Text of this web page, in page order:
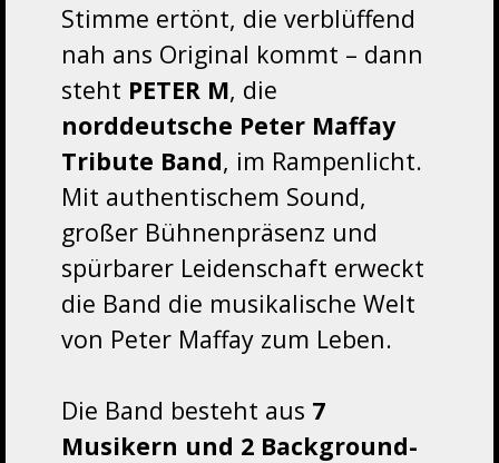
Stimme ertönt, die verblüffend
nah ans Original kommt – dann
steht PETER M, die
norddeutsche Peter Maffay
Tribute Band, im Rampenlicht.
Mit authentischem Sound,
großer Bühnenpräsenz und
spürbarer Leidenschaft erweckt
die Band die musikalische Welt
von Peter Maffay zum Leben.
Die Band besteht aus 7
Musikern und 2 Background-